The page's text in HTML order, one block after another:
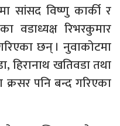
सांसद विष्णु कार्की र
वडाध्यक्ष रिभरकुमार
छन् । नुवाकोटमा
हिरानाथ खतिवडा तथा
पनि बन्द गरिएका